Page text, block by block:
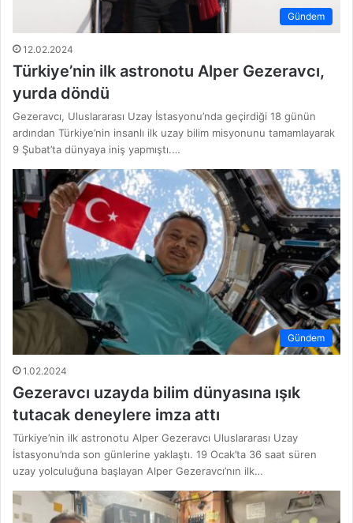
Gündem
12.02.2024
Türkiye’nin ilk astronotu Alper Gezeravcı,
yurda döndü
Gezeravcı, Uluslararası Uzay İstasyonu’nda geçirdiği 18 günün
ardından Türkiye’nin insanlı ilk uzay bilim misyonunu tamamlayarak
9 Şubat’ta dünyaya iniş yapmıştı.…
Gündem
1.02.2024
Gezeravcı uzayda bilim dünyasına ışık
tutacak deneylere imza attı
Türkiye’nin ilk astronotu Alper Gezeravcı Uluslararası Uzay
İstasyonu’nda son günlerine yaklaştı. 19 Ocak’ta 36 saat süren
uzay yolculuğuna başlayan Alper Gezeravcı’nın ilk…